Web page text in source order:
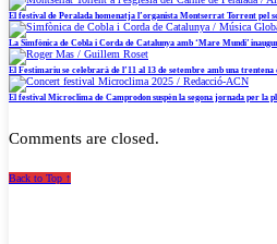
El festival de Peralada homenatja l’organista Montserrat Torrent pel
La Simfònica de Cobla i Corda de Catalunya amb ‘Mare Mundi’
El Festimariu se celebrarà de l’11 al 13 de setembre amb una trentena
El festival Microclima de Camprodon suspèn la segona jornada per la
Comments are closed.
Back to Top ↑